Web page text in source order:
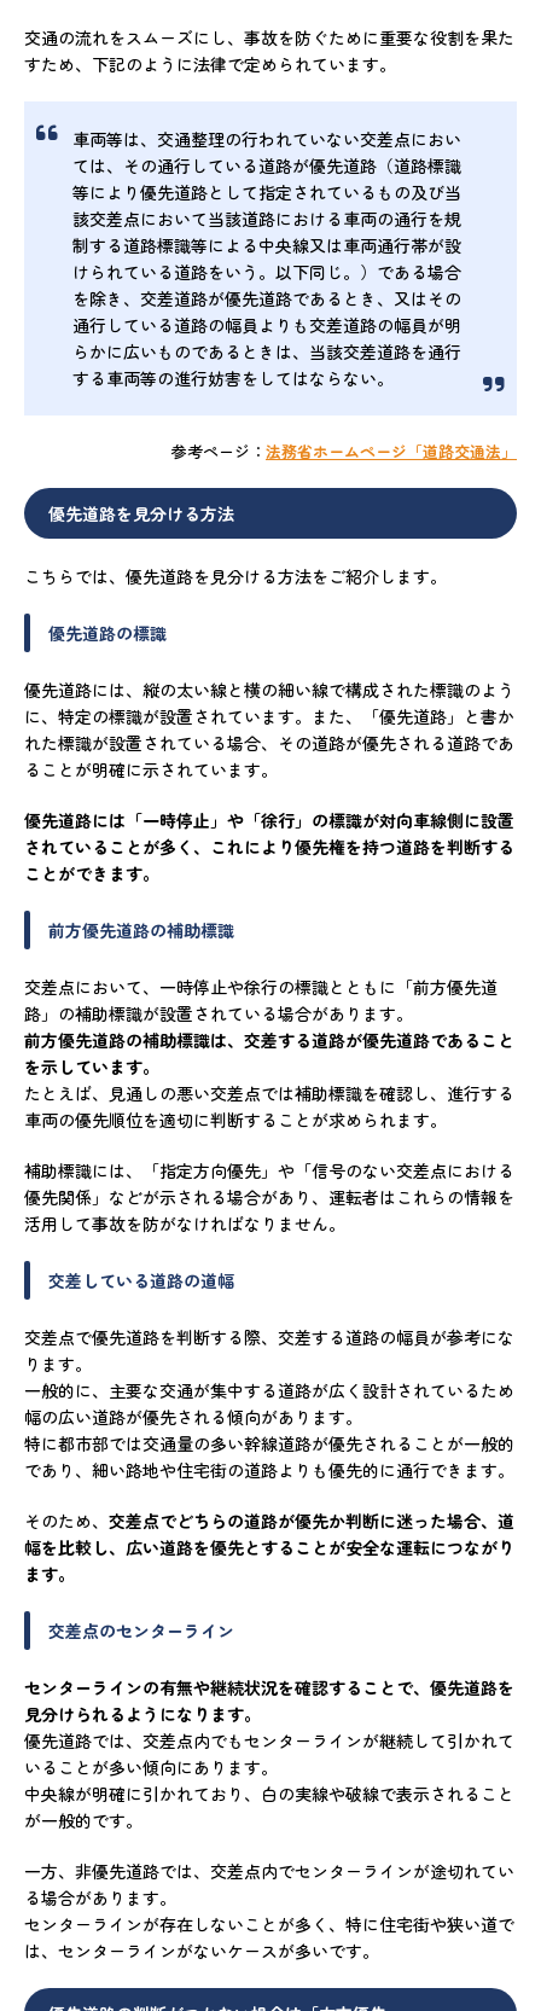
交通の流れをスムーズにし、事故を防ぐために重要な役割を果た
すため、下記のように法律で定められています。
車両等は、交通整理の行われていない交差点におい
ては、その通行している道路が優先道路（道路標識
等により優先道路として指定されているもの及び当
該交差点において当該道路における車両の通行を規
制する道路標識等による中央線又は車両通行帯が設
けられている道路をいう。以下同じ。）である場合
を除き、交差道路が優先道路であるとき、又はその
通行している道路の幅員よりも交差道路の幅員が明
らかに広いものであるときは、当該交差道路を通行
する車両等の進行妨害をしてはならない。
参考ページ： 法務省ホームページ「道路交通法」
優先道路を見分ける方法
こちらでは、優先道路を見分ける方法をご紹介します。
優先道路の標識
優先道路には、縦の太い線と横の細い線で構成された標識のよう
に、特定の標識が設置されています。また、「優先道路」と書か
れた標識が設置されている場合、その道路が優先される道路であ
ることが明確に示されています。
優先道路には「一時停止」や「徐行」の標識が対向車線側に設置
されていることが多く、これにより優先権を持つ道路を判断する
ことができます。
前方優先道路の補助標識
交差点において、一時停止や徐行の標識とともに「前方優先道
路」の補助標識が設置されている場合があります。
前方優先道路の補助標識は、交差する道路が優先道路であること
を示しています。
たとえば、見通しの悪い交差点では補助標識を確認し、進行する
車両の優先順位を適切に判断することが求められます。
補助標識には、「指定方向優先」や「信号のない交差点における
優先関係」などが示される場合があり、運転者はこれらの情報を
活用して事故を防がなければなりません。
交差している道路の道幅
交差点で優先道路を判断する際、交差する道路の幅員が参考にな
ります。
一般的に、主要な交通が集中する道路が広く設計されているため
幅の広い道路が優先される傾向があります。
特に都市部では交通量の多い幹線道路が優先されることが一般的
であり、細い路地や住宅街の道路よりも優先的に通行できます。
そのため、 交差点でどちらの道路が優先か判断に迷った場合、道
幅を比較し、広い道路を優先とすることが安全な運転につながり
ます。
交差点のセンターライン
センターラインの有無や継続状況を確認することで、優先道路を
見分けられるようになります。
優先道路では、交差点内でもセンターラインが継続して引かれて
いることが多い傾向にあります。
中央線が明確に引かれており、白の実線や破線で表示されること
が一般的です。
一方、非優先道路では、交差点内でセンターラインが途切れてい
る場合があります。
センターラインが存在しないことが多く、特に住宅街や狭い道で
は、センターラインがないケースが多いです。